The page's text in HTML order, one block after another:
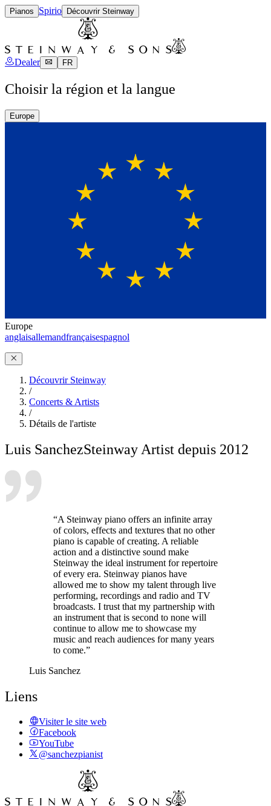
Pianos Spirio Découvrir Steinway
Dealer FR
Choisir la région et la langue
Europe
Europe
anglaisallemandfrançaisespagnol
Découvrir Steinway
/
Concerts & Artists
/
Détails de l'artiste
Luis SanchezSteinway Artist depuis 2012
“A Steinway piano offers an infinite array
of colors, effects and textures that no other
piano is capable of creating. A reliable
action and a distinctive sound make
Steinway the ideal instrument for repertoire
of every era. Steinway pianos have
allowed me to show my talent through live
performing, recordings and radio and TV
broadcasts. I trust that my partnership with
an instrument that is second to none will
continue to allow me to showcase my
music and reach audiences for many years
to come.”
Luis Sanchez
Liens
Visiter le site web
Facebook
YouTube
@sanchezpianist